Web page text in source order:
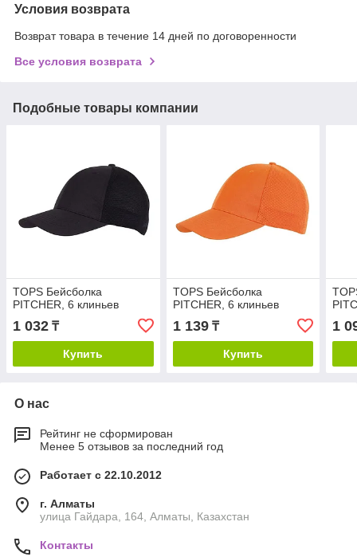
Условия возврата
Возврат товара в течение 14 дней по договоренности
Все условия возврата
Подобные товары компании
TOPS Бейсболка
PITCHER, 6 клиньев
1 032 ₸
Купить
TOPS Бейсболка
PITCHER, 6 клиньев
1 139₸
Купить
1
О нас
Рейтинг не сформирован
Менее 5 отзывов за последний год
Работает с 22.10.2012
г. Алматы
улица Гайдара, 164, Алматы, Казахстан
Контакты